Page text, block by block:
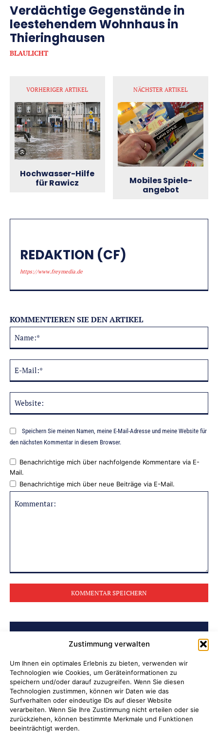
Zustimmung verwalten
Um Ihnen ein optimales Erlebnis zu bieten, verwenden wir
Technologien wie Cookies, um Geräteinformationen zu
speichern und/oder darauf zuzugreifen. Wenn Sie diesen
Technologien zustimmen, können wir Daten wie das
Surfverhalten oder eindeutige IDs auf dieser Website
verarbeiten. Wenn Sie Ihre Zustimmung nicht erteilen oder sie
zurückziehen, können bestimmte Merkmale und Funktionen
beeinträchtigt werden.
Verdächtige Gegenstände in
leestehendem Wohnhaus in
Thieringhausen
BLAULICHT
VORHERIGER ARTIKEL
Hochwasser-Hilfe
für Rawicz
NÄCHSTER ARTIKEL
Mobiles Spiele­
angebot
REDAKTION (CF)
https://www.freymedia.de
KOMMENTIEREN SIE DEN ARTIKEL
Speichern Sie meinen Namen, meine E-Mail-Adresse und meine Website für
den nächsten Kommentar in diesem Browser.
Benachrichtige mich über nachfolgende Kommentare via E-
Mail.
Benachrichtige mich über neue Beiträge via E-Mail.
BELIEBTE BEITRÄGE
Archiv der Initiative „Jüdisch in
Attendorn“ erschlossen
Soldatenleben damals und heute
Verantwortung übernehmen, wenn